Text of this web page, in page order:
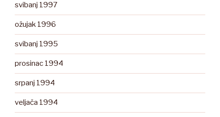
svibanj 1997
ožujak 1996
svibanj 1995
prosinac 1994
srpanj 1994
veljača 1994